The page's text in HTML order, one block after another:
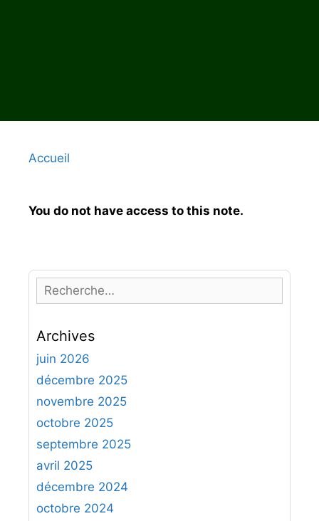
Accueil
You do not have access to this note.
e
h
e
r
h
e
r
:
Archives
juin 2026
décembre 2025
novembre 2025
octobre 2025
septembre 2025
avril 2025
décembre 2024
octobre 2024